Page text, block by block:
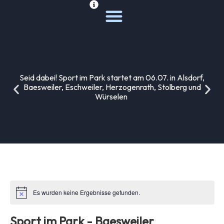
Seid dabei! Sport im Park startet am 06.07. in Alsdorf,
Baesweiler, Eschweiler, Herzogenrath, Stolberg und
Würselen
Es wurden keine Ergebnisse gefunden.